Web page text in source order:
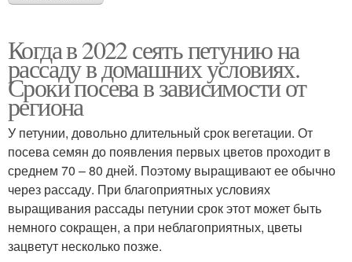
Когда в 2022 сеять петунию на
рассаду в домашних условиях.
Сроки посева в зависимости от
региона
У петунии, довольно длительный срок вегетации. От
посева семян до появления первых цветов проходит в
среднем 70 – 80 дней. Поэтому выращивают ее обычно
через рассаду. При благоприятных условиях
выращивания рассады петунии срок этот может быть
немного сокращен, а при неблагоприятных, цветы
зацветут несколько позже.